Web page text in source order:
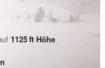
1125ft Höhe